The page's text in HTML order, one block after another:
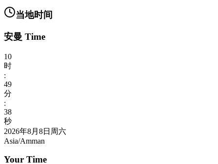
当地时间
安曼 Time
10
时
:
49
分
:
40
秒
2026年8月8日周六
Asia/Amman
Your Time